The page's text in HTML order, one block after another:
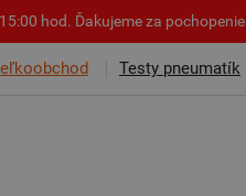
hod. Ďakujeme za pochopenie.
Testy pneumatík